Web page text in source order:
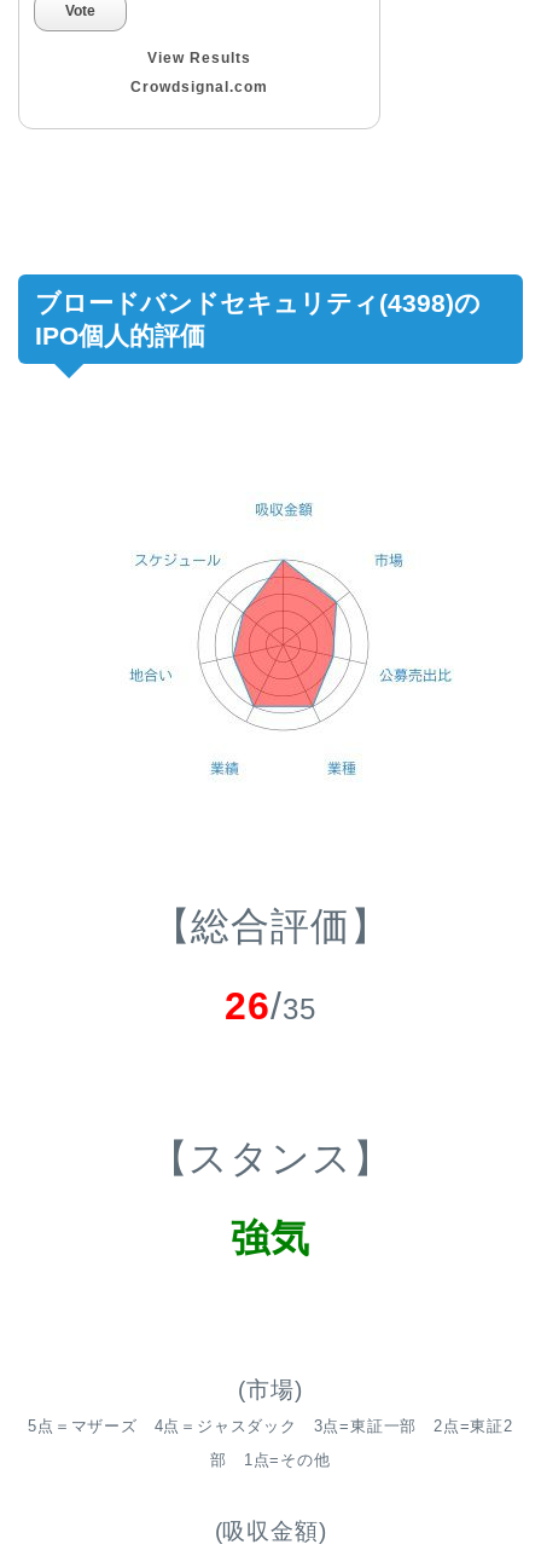
Vote
View Results
Crowdsignal.com
ブロードバンドセキュリティ(4398)の
IPO個人的評価
【総合評価】
26/35
【スタンス】
強気
(市場)
5点＝マザーズ 4点＝ジャスダック 3点=東証一部 2点=東証2
部 1点=その他
(吸収金額)